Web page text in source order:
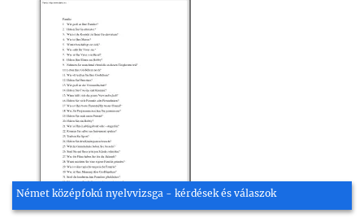
Német középfokú nyelvvizsga - kérdések és válaszok